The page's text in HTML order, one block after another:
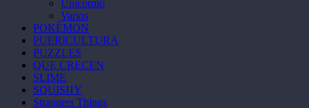
Unicornio
Varios
POKÉMON
PUERICULTURA
PUZZLES
QUE CRECEN
SLIME
SQUISHY
Strangers Things